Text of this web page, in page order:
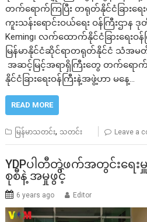
တက်ရောက်ကြပြီး တရုတ်နိုင်ငံခြားရေး
ကူးသန်းရောင်းဝယ်ရေး ဝန်ကြီးဌာန ဒု
Keming၊ လက်ထောက်နိုင်ငံခြားရေးဝန်ကြီ
မြန်မာနိုင်ငံဆိုင်ရာတရုတ်နိုင်ငံ သံအမတ်ကြီ
အဆင့်မြင့်အရာရှိကြီးတွေ တက်ရေ
နိုင်ငံခြားရေးဝန်ကြီးနဲ့အဖွဲ့ဟာ မနေ့…
READ MORE
မြန်မာသတင်း, သတင်း Leave a
YDPပါတီတွဲဖက်အတွင်းရေးမှူ
စုစီနဲ့ အမှုဖွင့်
6 years ago Editor